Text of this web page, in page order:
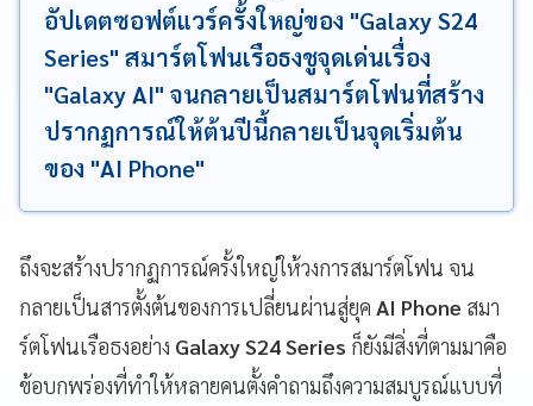
อัปเดตซอฟต์แวร์ครั้งใหญ่ของ "Galaxy S24
Series" สมาร์ตโฟนเรือธงชูจุดเด่นเรื่อง
"Galaxy AI" จนกลายเป็นสมาร์ตโฟนที่สร้าง
ปรากฏการณ์ให้ต้นปีนี้กลายเป็นจุดเริ่มต้น
ของ "AI Phone"
ถึงจะสร้างปรากฏการณ์ครั้งใหญ่ให้วงการสมาร์ตโฟน จน
กลายเป็นสารตั้งต้นของการเปลี่ยนผ่านสู่ยุค AI Phone สมา
ร์ตโฟนเรือธงอย่าง Galaxy S24 Series ก็ยังมีสิ่งที่ตามมาคือ
ข้อบกพร่องที่ทำให้หลายคนตั้งคำถามถึงความสมบูรณ์แบบที่